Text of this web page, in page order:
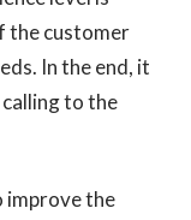
the customer
In the end, it
to the
improve the